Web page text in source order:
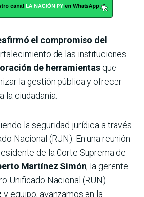
el compromiso del
de las instituciones
de herramientas que
la gestión pública y ofrecer
la ciudadanía.
la seguridad jurídica a través
Nacional (RUN). En una reunión
de la Corte Suprema de
Martínez Simón, la gerente
Unificado Nacional (RUN)
y equipo, avanzamos en la